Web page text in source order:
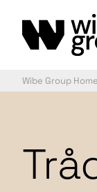
Wibe Group Home